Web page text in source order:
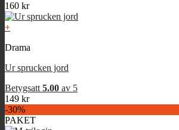
160 kr
+
Drama
Ur sprucken jord
Betygsatt 5.00 av 5
149 kr
-30%
PAKET